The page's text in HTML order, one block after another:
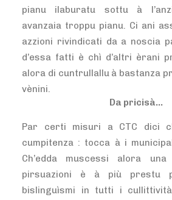
pianu ilaburatu sottu à
avanzaia troppu pianu. Ci ani
azzioni rivindicati da a noscia
d’essa fatti è chì d’altri èrani
alora di cuntrullallu à bastanza
vènini.
Da pricisà…
Par certi misuri a CTC dici
cumpitenza : tocca à i
Ch’edda muscessi alora
pirsuazioni è à più prestu
bislinguìsmi in tutti i cullittività